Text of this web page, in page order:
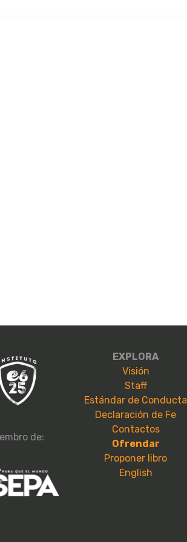
de:
EXPLORA
Visión
Staff
Estándar de Conducta
Declaración de Fe
Contactos
Ofrendar
Proponer libro
English